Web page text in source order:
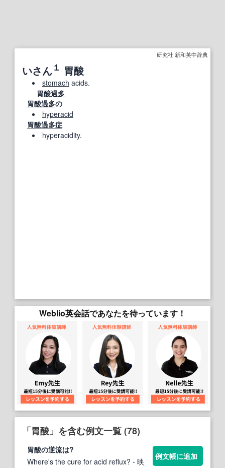
研究社 新和英中辞典
いさん１ 胃酸
stomach acids.
胃酸過多
胃酸過多の
hyperacid
胃酸過多症
hyperacidity.
Weblio英会話であなたを待っています！
「胃酸」を含む例文一覧 (78)
胃酸の逆流は?
Where's the cure for acid reflux? - 映
例文帳に追加